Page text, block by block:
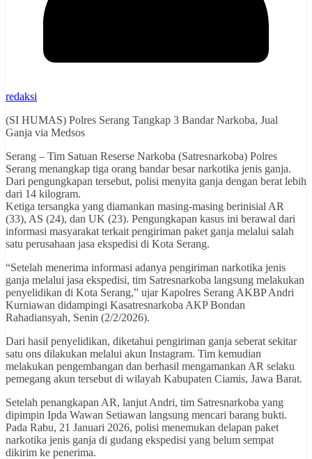
redaksi
(SI HUMAS) Polres Serang Tangkap 3 Bandar Narkoba, Jual
Ganja via Medsos
Serang – Tim Satuan Reserse Narkoba (Satresnarkoba) Polres
Serang menangkap tiga orang bandar besar narkotika jenis ganja.
Dari pengungkapan tersebut, polisi menyita ganja dengan berat lebih
dari 14 kilogram.
Ketiga tersangka yang diamankan masing-masing berinisial AR
(33), AS (24), dan UK (23). Pengungkapan kasus ini berawal dari
informasi masyarakat terkait pengiriman paket ganja melalui salah
satu perusahaan jasa ekspedisi di Kota Serang.
“Setelah menerima informasi adanya pengiriman narkotika jenis
ganja melalui jasa ekspedisi, tim Satresnarkoba langsung melakukan
penyelidikan di Kota Serang,” ujar Kapolres Serang AKBP Andri
Kurniawan didampingi Kasatresnarkoba AKP Bondan
Rahadiansyah, Senin (2/2/2026).
Dari hasil penyelidikan, diketahui pengiriman ganja seberat sekitar
satu ons dilakukan melalui akun Instagram. Tim kemudian
melakukan pengembangan dan berhasil mengamankan AR selaku
pemegang akun tersebut di wilayah Kabupaten Ciamis, Jawa Barat.
Setelah penangkapan AR, lanjut Andri, tim Satresnarkoba yang
dipimpin Ipda Wawan Setiawan langsung mencari barang bukti.
Pada Rabu, 21 Januari 2026, polisi menemukan delapan paket
narkotika jenis ganja di gudang ekspedisi yang belum sempat
dikirim ke penerima.